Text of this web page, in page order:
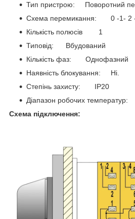
Тип пристрою: Поворотний
Схема перемикання: 0 -1- 2 -
Кількість полюсів 1
Типовід: Вбудований
Кількість фаз: Однофазний
Наявність блокування: Ні.
Степінь захисту: IP20
Діапазон робочих
Схема підключення: